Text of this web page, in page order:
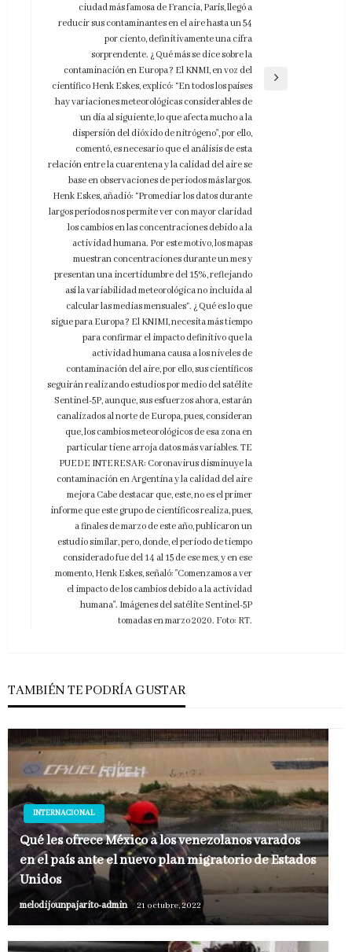
Entrada
siguiente
ciudad más famosa de Francia, París, llegó a
reducir sus contaminantes en el aire hasta un 54
por ciento, definitivamente una cifra
sorprendente. ¿Qué más se dice sobre la
contaminación en Europa? El KNMI, en voz del
científico Henk Eskes, explicó: “En todos los países
hay variaciones meteorológicas considerables de
un día al siguiente, lo que afecta mucho a la
dispersión del dióxido de nitrógeno", por ello,
comentó, es necesario que el análisis de esta
relación entre la cuarentena y la calidad del aire se
base en observaciones de periodos más largos.
Henk Eskes, añadió: “Promediar los datos durante
largos períodos nos permite ver con mayor claridad
los cambios en las concentraciones debido a la
actividad humana. Por este motivo, los mapas
muestran concentraciones durante un mes y
presentan una incertidumbre del 15%, reflejando
así la variabilidad meteorológica no incluida al
calcular las medias mensuales”. ¿Qué es lo que
sigue para Europa? El KNIMI, necesita más tiempo
para confirmar el impacto definitivo que la
actividad humana causa a los niveles de
contaminación del aire, por ello, sus científicos
seguirán realizando estudios por medio del satélite
Sentinel-5P, aunque, sus esfuerzos ahora, estarán
canalizados al norte de Europa, pues, consideran
que, los cambios meteorológicos de esa zona en
particular tiene arroja datos más variables. TE
PUEDE INTERESAR: Coronavirus disminuye la
contaminación en Argentina y la calidad del aire
mejora Cabe destacar que, este, no es el primer
informe que este grupo de científicos realiza, pues,
a finales de marzo de este año, publicaron un
estudio similar, pero, donde, el periodo de tiempo
considerado fue del 14 al 15 de ese mes, y en ese
momento, Henk Eskes, señaló: "Comenzamos a ver
el impacto de los cambios debido a la actividad
humana". Imágenes del satélite Sentinel-5P
tomadas en marzo 2020. Foto: RT.
TAMBIÉN TE PODRÍA GUSTAR
INTERNACIONAL
Qué les ofrece México a los venezolanos varados
en el país ante el nuevo plan migratorio de Estados
Unidos
melodijounpajarito-admin 21 octubre, 2022